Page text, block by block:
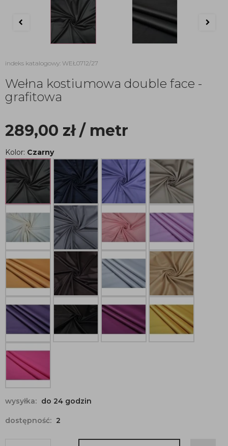
indeks katalogowy: WEŁ0712/27
Wełna kostiumowa double face -
grafitowa
289,00 zł/ metr
Kolor: Czarny
wysyłka: do 24 godzin
dostępność: 2